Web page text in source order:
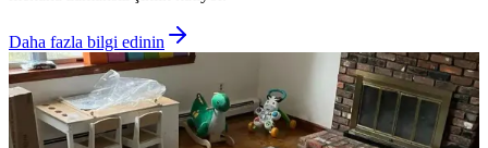
Daha fazla bilgi edinin